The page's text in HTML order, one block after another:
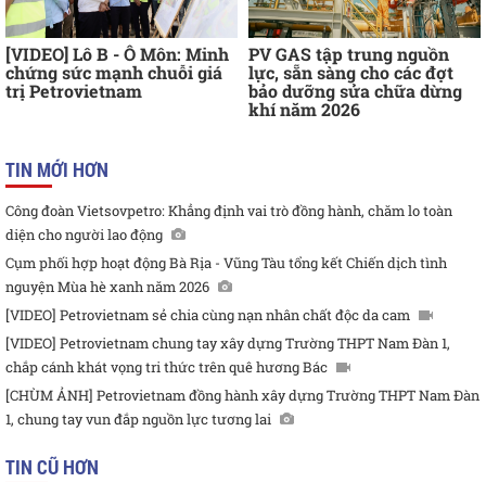
[VIDEO] Lô B - Ô Môn: Minh
chứng sức mạnh chuỗi giá
trị Petrovietnam
PV GAS tập trung nguồn
lực, sẵn sàng cho các đợt
bảo dưỡng sửa chữa dừng
khí năm 2026
TIN MỚI HƠN
Công đoàn Vietsovpetro: Khẳng định vai trò đồng hành, chăm lo toàn
diện cho người lao động
Cụm phối hợp hoạt động Bà Rịa - Vũng Tàu tổng kết Chiến dịch tình
nguyện Mùa hè xanh năm 2026
[VIDEO] Petrovietnam sẻ chia cùng nạn nhân chất độc da cam
[VIDEO] Petrovietnam chung tay xây dựng Trường THPT Nam Đàn 1,
chắp cánh khát vọng tri thức trên quê hương Bác
[CHÙM ẢNH] Petrovietnam đồng hành xây dựng Trường THPT Nam Đàn
1, chung tay vun đắp nguồn lực tương lai
TIN CŨ HƠN